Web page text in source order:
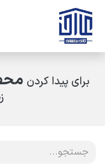
صرف نظر و مشاهده محتوا
برای پیدا کردن